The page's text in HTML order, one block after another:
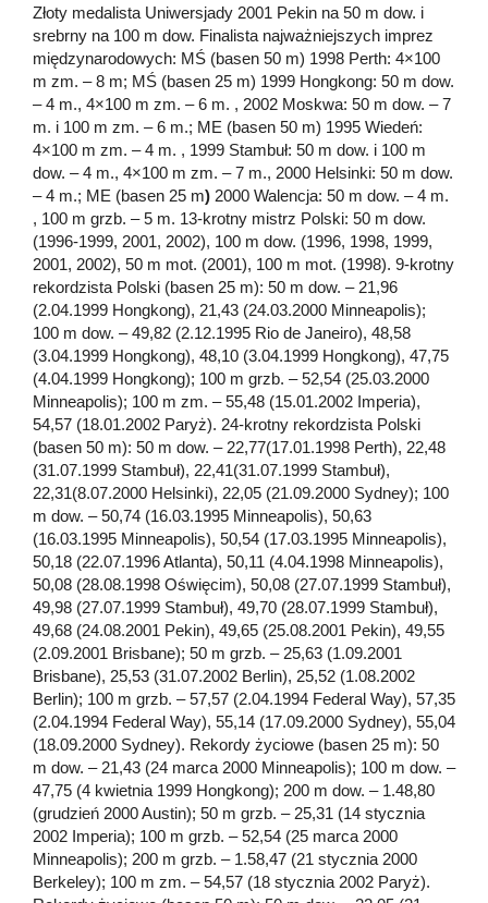
Złoty medalista Uniwersjady 2001 Pekin na 50 m dow. i
srebrny na 100 m dow. Finalista najważniejszych imprez
międzynarodowych: MŚ (basen 50 m) 1998 Perth: 4×100
m zm. – 8 m; MŚ (basen 25 m) 1999 Hongkong: 50 m dow.
– 4 m., 4×100 m zm. – 6 m. , 2002 Moskwa: 50 m dow. – 7
m. i 100 m zm. – 6 m.; ME (basen 50 m) 1995 Wiedeń:
4×100 m zm. – 4 m. , 1999 Stambuł: 50 m dow. i 100 m
dow. – 4 m., 4×100 m zm. – 7 m., 2000 Helsinki: 50 m dow.
– 4 m.; ME (basen 25 m) 2000 Walencja: 50 m dow. – 4 m.
, 100 m grzb. – 5 m. 13-krotny mistrz Polski: 50 m dow.
(1996-1999, 2001, 2002), 100 m dow. (1996, 1998, 1999,
2001, 2002), 50 m mot. (2001), 100 m mot. (1998). 9-krotny
rekordzista Polski (basen 25 m): 50 m dow. – 21,96
(2.04.1999 Hongkong), 21,43 (24.03.2000 Minneapolis);
100 m dow. – 49,82 (2.12.1995 Rio de Janeiro), 48,58
(3.04.1999 Hongkong), 48,10 (3.04.1999 Hongkong), 47,75
(4.04.1999 Hongkong); 100 m grzb. – 52,54 (25.03.2000
Minneapolis); 100 m zm. – 55,48 (15.01.2002 Imperia),
54,57 (18.01.2002 Paryż). 24-krotny rekordzista Polski
(basen 50 m): 50 m dow. – 22,77(17.01.1998 Perth), 22,48
(31.07.1999 Stambuł), 22,41(31.07.1999 Stambuł),
22,31(8.07.2000 Helsinki), 22,05 (21.09.2000 Sydney); 100
m dow. – 50,74 (16.03.1995 Minneapolis), 50,63
(16.03.1995 Minneapolis), 50,54 (17.03.1995 Minneapolis),
50,18 (22.07.1996 Atlanta), 50,11 (4.04.1998 Minneapolis),
50,08 (28.08.1998 Oświęcim), 50,08 (27.07.1999 Stambuł),
49,98 (27.07.1999 Stambuł), 49,70 (28.07.1999 Stambuł),
49,68 (24.08.2001 Pekin), 49,65 (25.08.2001 Pekin), 49,55
(2.09.2001 Brisbane); 50 m grzb. – 25,63 (1.09.2001
Brisbane), 25,53 (31.07.2002 Berlin), 25,52 (1.08.2002
Berlin); 100 m grzb. – 57,57 (2.04.1994 Federal Way), 57,35
(2.04.1994 Federal Way), 55,14 (17.09.2000 Sydney), 55,04
(18.09.2000 Sydney). Rekordy życiowe (basen 25 m): 50
m dow. – 21,43 (24 marca 2000 Minneapolis); 100 m dow. –
47,75 (4 kwietnia 1999 Hongkong); 200 m dow. – 1.48,80
(grudzień 2000 Austin); 50 m grzb. – 25,31 (14 stycznia
2002 Imperia); 100 m grzb. – 52,54 (25 marca 2000
Minneapolis); 200 m grzb. – 1.58,47 (21 stycznia 2000
Berkeley); 100 m zm. – 54,57 (18 stycznia 2002 Paryż).